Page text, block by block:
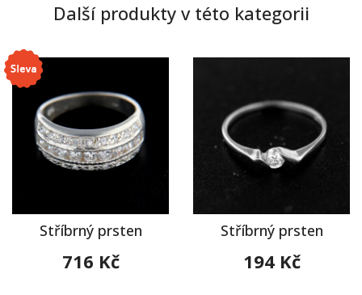
Další produkty v této kategorii
Stříbrný prsten
716 Kč
Stříbrný prsten
194 Kč